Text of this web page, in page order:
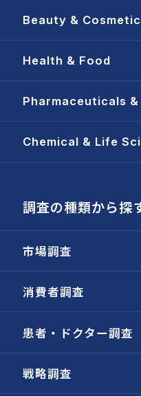
Beauty &
Health & Food
Pharmaceuticals
Chemical & Life
調査の種類から探
市場調査
消費者調査
患者・ドクター調査
戦略調査